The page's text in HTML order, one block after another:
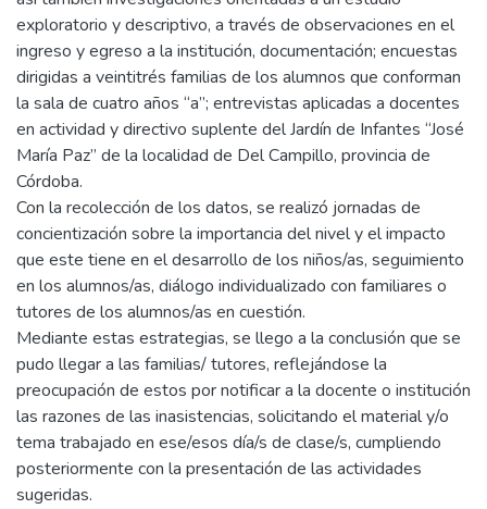
exploratorio y descriptivo, a través de observaciones en el
ingreso y egreso a la institución, documentación; encuestas
dirigidas a veintitrés familias de los alumnos que conforman
la sala de cuatro años “a”; entrevistas aplicadas a docentes
en actividad y directivo suplente del Jardín de Infantes “José
María Paz” de la localidad de Del Campillo, provincia de
Córdoba.
Con la recolección de los datos, se realizó jornadas de
concientización sobre la importancia del nivel y el impacto
que este tiene en el desarrollo de los niños/as, seguimiento
en los alumnos/as, diálogo individualizado con familiares o
tutores de los alumnos/as en cuestión.
Mediante estas estrategias, se llego a la conclusión que se
pudo llegar a las familias/ tutores, reflejándose la
preocupación de estos por notificar a la docente o institución
las razones de las inasistencias, solicitando el material y/o
tema trabajado en ese/esos día/s de clase/s, cumpliendo
posteriormente con la presentación de las actividades
sugeridas.